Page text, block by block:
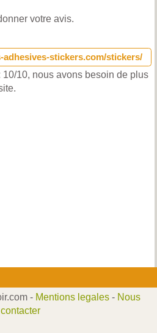
votre avis.
stickers.com/stickers/
10, nous avons besoin de plus
- Mentions legales- Nous
contacter